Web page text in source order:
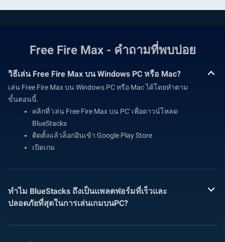
Free Fire Max - คำถามที่พบบ่อย
วิธีเล่น Free Fire Max บน Windows PC หรือ Mac?
เล่น Free Fire Max บน Windows PC หรือ Mac ได้โดยทำตาม
ขั้นตอนนี้.
คลิกที่ 'เล่น Free Fire Max บน PC' เพื่อดาวน์โหลด
BlueStacks
ติดตั้งแล้วล็อกอินเข้า Google Play Store
เปิดเกม
ทำไม BlueStacks ถึงเป็นแพลตฟอร์มที่เร็วและ
ปลอดภัยที่สุดในการเล่นเกมบนPC?